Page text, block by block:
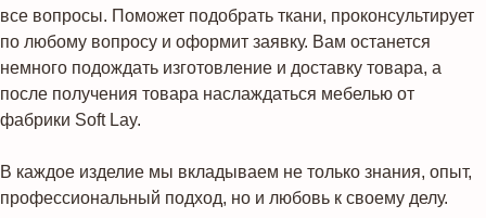
все вопросы. Поможет подобрать ткани, проконсультирует
по любому вопросу и оформит заявку. Вам останется
немного подождать изготовление и доставку товара, а
после получения товара наслаждаться мебелью от
фабрики Soft Lay.
В каждое изделие мы вкладываем не только знания, опыт,
профессиональный подход, но и любовь к своему делу.